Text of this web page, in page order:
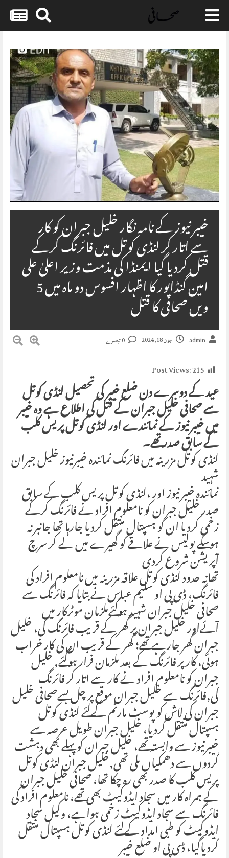
Skip
content
خیبر نیوز کے نامہ نگار خلیل جبران کو کار
سے اتار کر لنڈی کوتل میں فائرنگ کرکے
قتل کردیا گیا ایمنڈا کی مذمت وزیر اعلیٰ علی
امین گنڈاپور کا اظہار افسوس دو ماہ میں 5 ویں صحافی کا قتل
admin جون 18, 2024
Post Views:215
عید کے دوسرے دن ضلع خیبر کی تحصیل لنڈی کوتل
سے صحافی خلیل جبران کے قتل کی اطلاع ہے وہ خیبر
میں خیبر نیوز کے نمائندے اور لنڈی کوتل پریس کلب
کے سابق صدر تھے۔
لنڈی کوتل مزرینہ میں فائرنگ نمائندہ خیبرنیوز خلیل جبران
شہید
نمائندہ خیبر نیوز اور ،لنڈی کوتل پریس کلب کے سابق
صدر خلیل جبران کو نامعلوم افراد نے فائرنگ کرکے
زخمی کردیا ان کو ہسپتال منتقل کردیا جارہا تھا جانبر نہ
ہوسکے پولیس نے علاقے کو گھیرے میں لے کر سرچ
آپریشن شروع کردی
تھانہ حدود لنڈی کوتل علاقہ مزرینہ میں نامعلوم افراد کی
فائرنگ، ڈی پی او سلیم عباس نے بتایا کہ فائرنگ سے
صحافی خلیل جبران شہید ہوگئےملزمان موٹرکار میں
آئےاور خلیل جبران پر گھر کے قریب فائرنگ کی، خلیل
جبران گھر جارہے تھے؛ گھر کے قریب ان کی کار خراب
ہوئی، کار پر فائرنگ کے بعد ملزمان فرار ہوگئے, خلیل
جبران کو نامعلوم افراد نے کار سے اتار کر فائرنگ
کی,فائرنگ سے خلیل جبران موقع پر چل بسےصحافی خلیل
جبران کی لاش کو پوسٹ مارٹم کےلئے لنڈی کوتل
ہسپتال منتقل کردیا، خلیل جبران طویل عرصہ سے
خیبرنیوز سے وابستہ تھے، خلیل جبران کو پہلے بھی دہشت
گردوں سے دھمکیاں ملی تھی,خلیل جبران لنڈی کوتل
پریس کلب کا صدر بھی رہ چکا تھا، صحافی خلیل جبران
کے ہمراہ کار میں سجاد ایڈوکیٹ بھی تھے، نامعلوم افراد کی
فائرنگ سے سجاد ایڈوکیٹ زخمی ہواہے، وکیل سجاد
ایڈوکیٹ کو طبی امداد کےلئے لنڈی کوتل ہسپتال منتقل
کردیاگیا، ڈی پی او ضلع خیبر